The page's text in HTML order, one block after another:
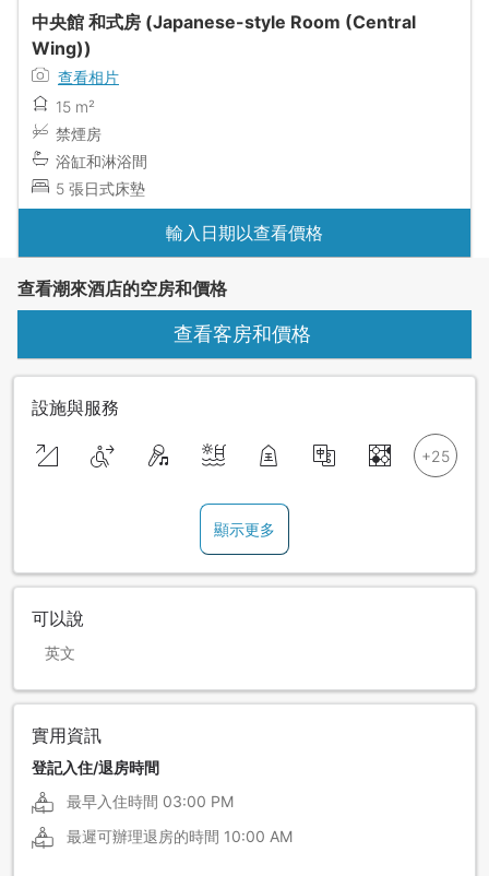
中央館 和式房 (Japanese-style Room (Central
Wing))
查看相片
15 m²
禁煙房
浴缸和淋浴間
5 張日式床墊
輸入日期以查看價格
查看潮來酒店的空房和價格
查看客房和價格
設施與服務
顯示更多
可以說
英文
實用資訊
登記入住/退房時間
最早入住時間 03:00 PM
最遲可辦理退房的時間 10:00 AM